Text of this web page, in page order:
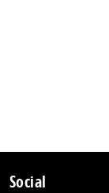
Social